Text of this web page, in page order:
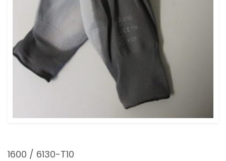
1600 / 6130-T10